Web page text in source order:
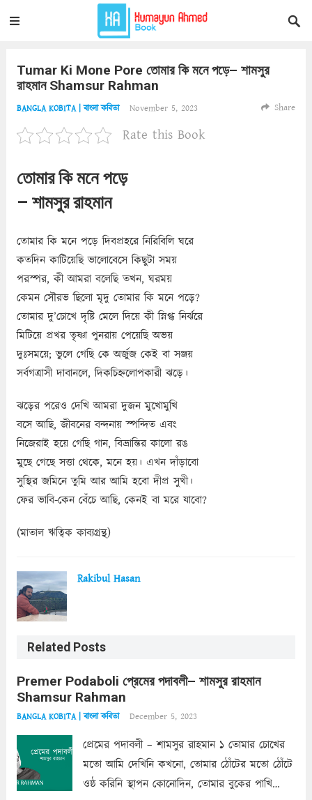
Tumar Ki Mone Pore তোমার কি মনে পড়ে– শামসুর
রাহমান Shamsur Rahman
BANGLA KOBITA | বাংলা কবিতা November 5, 2023 Share
Rate this Book
তোমার কি মনে পড়ে
– শামসুর রাহমান
তোমার কি মনে পড়ে দিবপ্রহরে নিরিবিলি ঘরে
কতদিন কাটিয়েছি ভালোবেসে কিছুটা সময়
পরস্পর, কী আমরা বলেছি তখন, ঘরময়
কেমন সৌরভ ছিলো মৃদু তোমার কি মনে পড়ে?
তোমার দু’চোখে দৃষ্টি মেলে দিয়ে কী স্নিগ্ধ নির্ঝরে
মিটিয়ে প্রখর তৃষ্ণা পুনরায় পেয়েছি অভয়
দুঃসময়ে; ভুলে গেছি কে অর্জুজ কেই বা সঞ্জয়
সর্বগত্রাসী দাবানলে, দিকচিহ্নলোপকারী ঝড়ে।
ঝড়ের পরেও দেখি আমরা দুজন মুখোমুখি
বসে আছি, জীবনের বন্দনায় স্পন্দিত এবং
নিজেরাই হয়ে গেছি গান, বিভ্রান্তির কালো রঙ
মুছে গেছে সত্তা থেকে, মনে হয়। এখন দাঁড়াবো
সুস্থির জমিনে তুমি আর আমি হবো দীপ্র সুখী।
ফের ভাবি-কেন বেঁচে আছি, কেনই বা মরে যাবো?
(মাতাল ঋত্বিক কাব্যগ্রন্থ)
Rakibul Hasan
Related Posts
Premer Podaboli প্রেমের পদাবলী– শামসুর রাহমান
Shamsur Rahman
BANGLA KOBITA | বাংলা কবিতা December 5, 2023
প্রেমের পদাবলী – শামসুর রাহমান ১ তোমার চোখের
মতো আমি দেখিনি কখনো, তোমার ঠোঁটের মতো ঠোঁটে
ওষ্ঠ করিনি স্থাপন কোনোদিন, তোমার বুকের পাখি